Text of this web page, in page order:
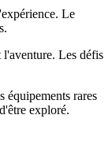
Le
l'aventure. Les défis
équipements rares
exploré.